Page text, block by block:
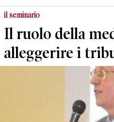
il seminario
Il ruolo della
alleggerire i